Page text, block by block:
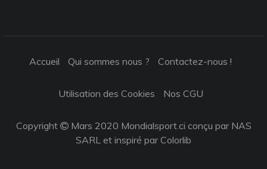
Accueil Qui sommes nous ? Contactez-nous !
Utilisation des Cookies Nos CGU
Copyright
Mars 2020 Mondialsport.ci conçu par NAS
SARL et inspiré parColorlib